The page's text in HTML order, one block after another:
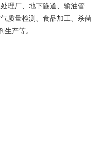
理厂、地下隧道、输油管
质量检测、食品加工、杀菌
生产等。